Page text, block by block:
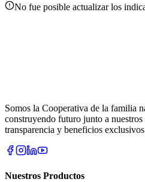
No fue posible actualizar los
Somos la Cooperativa de la familia
construyendo futuro junto a
transparencia y beneficios
Nuestros Productos